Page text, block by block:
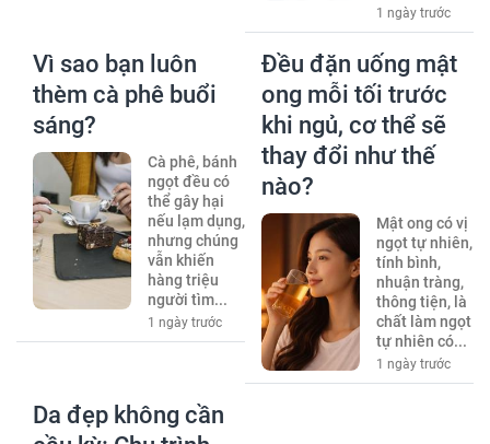
1 ngày trước
Vì sao bạn luôn
thèm cà phê buổi
sáng?
Cà phê, bánh
ngọt đều có
thể gây hại
nếu lạm dụng,
nhưng chúng
vẫn khiến
hàng triệu
người tìm...
1 ngày trước
Đều đặn uống mật
ong mỗi tối trước
khi ngủ, cơ thể sẽ
thay đổi như thế
nào?
Mật ong có vị
ngọt tự nhiên,
tính bình,
nhuận tràng,
thông tiện, là
chất làm ngọt
tự nhiên có...
1 ngày trước
Da đẹp không cần